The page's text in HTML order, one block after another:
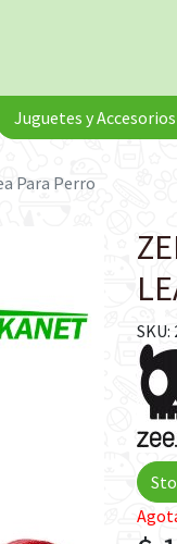
Juguetes y Accesorios
Para Perro
SKU: